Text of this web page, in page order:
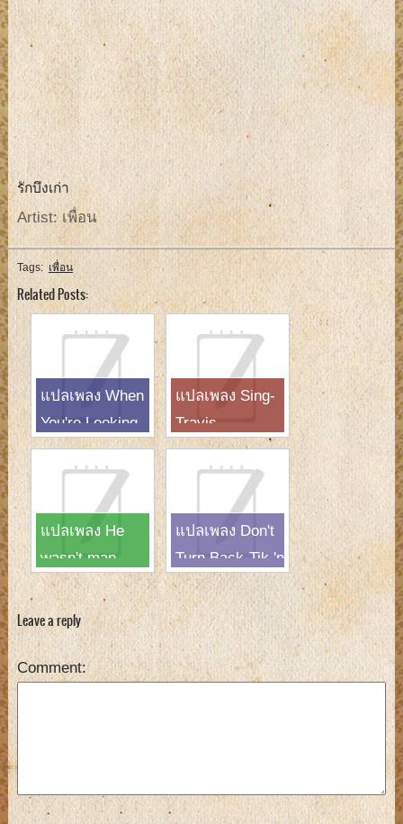
รักบึงเก่า
Artist: เพื่อน
Tags: เพื่อน
Related Posts:
แปลเพลง When
You're Looking
Like That-
Westlife
แปลเพลง Sing-
Travis
แปลเพลง He
wasn't man
enough-Toni
Braxton
แปลเพลง Don't
Turn Back-Tik 'n
Tak
Leave a reply
Comment